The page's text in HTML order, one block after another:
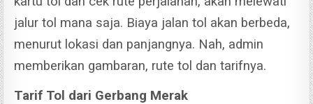
jalur tol mana saja. Biaya jalan tol akan berbeda,
menurut lokasi dan panjangnya. Nah, admin
memberikan gambaran, rute tol dan tarifnya.
Tarif Tol dari Gerbang Merak